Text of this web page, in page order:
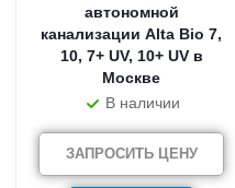
автономной
канализации Alta Bio 7,
10, 7+ UV, 10+ UV в
Москве
В наличии
ЗАПРОСИТЬ ЦЕНУ